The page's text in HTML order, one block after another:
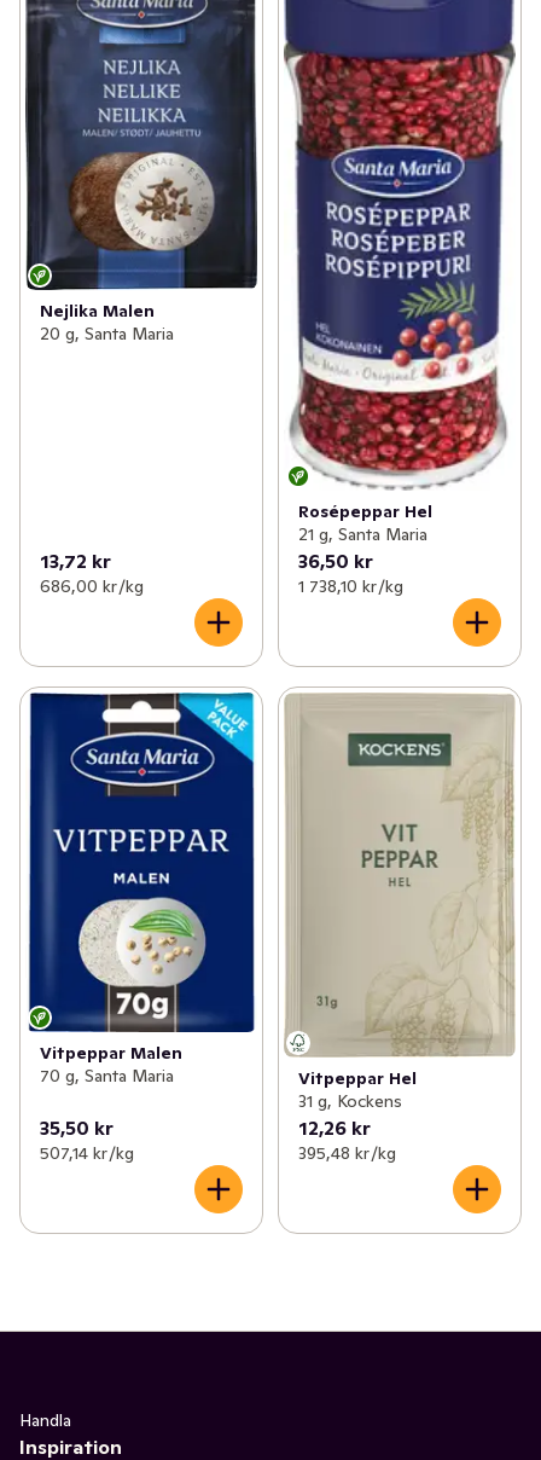
Nejlika Malen
20 g, Santa Maria
13,72 kr
686,00 kr /kg
Rosépeppar Hel
21 g, Santa Maria
36,50 kr
1 738,10 kr /kg
Vitpeppar Malen
70 g, Santa Maria
35,50 kr
507,14 kr /kg
Vitpeppar Hel
31 g, Kockens
12,26 kr
395,48 kr /kg
Handla
Inspiration